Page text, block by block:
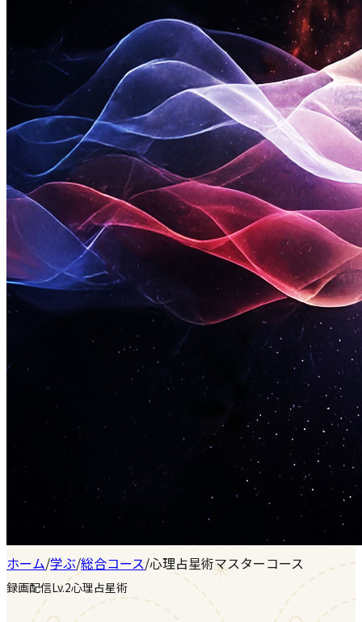
ホーム/学ぶ/総合コース/心理占星術マスターコース
録画配信Lv.2心理占星術